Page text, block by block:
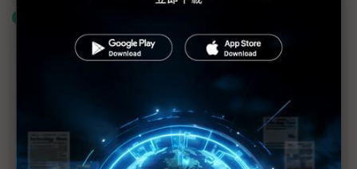
商情專輯－2021雲端大數據論壇專輯
活用數位科技 從數據沙礫挖掘商業創新價值
結合數位科技與資料運用，打造未來企業的核心韌性